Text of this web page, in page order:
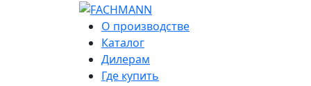
О производстве
Каталог
Дилерам
Где купить